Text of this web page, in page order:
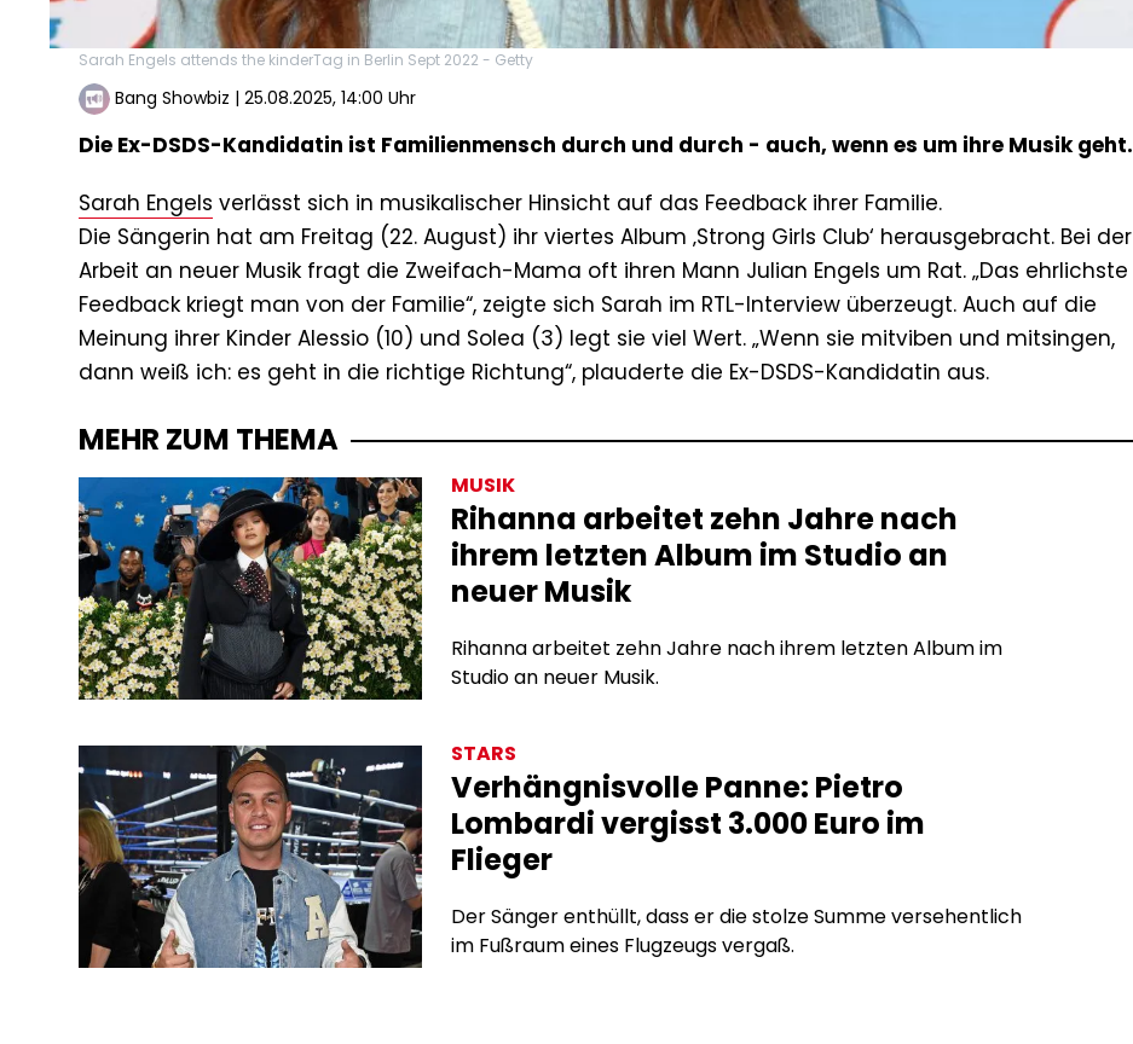
Sarah Engels attends the kinderTag in Berlin Sept 2022 - Getty
Bang Showbiz | 25.08.2025, 14:00 Uhr
Die Ex-DSDS-Kandidatin ist Familienmensch durch und durch - auch, wenn es um ihre Musik geht.
Sarah Engels verlässt sich in musikalischer Hinsicht auf das Feedback ihrer Familie.
Die Sängerin hat am Freitag (22. August) ihr viertes Album ‚Strong Girls Club‘ herausgebracht. Bei der
Arbeit an neuer Musik fragt die Zweifach-Mama oft ihren Mann Julian Engels um Rat. „Das ehrlichste
Feedback kriegt man von der Familie“, zeigte sich Sarah im RTL-Interview überzeugt. Auch auf die
Meinung ihrer Kinder Alessio (10) und Solea (3) legt sie viel Wert. „Wenn sie mitviben und mitsingen,
dann weiß ich: es geht in die richtige Richtung“, plauderte die Ex-DSDS-Kandidatin aus.
MEHR ZUM THEMA
MUSIK
Rihanna arbeitet zehn Jahre nach
ihrem letzten Album im Studio an
neuer Musik
Rihanna arbeitet zehn Jahre nach ihrem letzten Album im
Studio an neuer Musik.
STARS
Verhängnisvolle Panne: Pietro
Lombardi vergisst 3.000 Euro im
Flieger
Der Sänger enthüllt, dass er die stolze Summe versehentlich
im Fußraum eines Flugzeugs vergaß.